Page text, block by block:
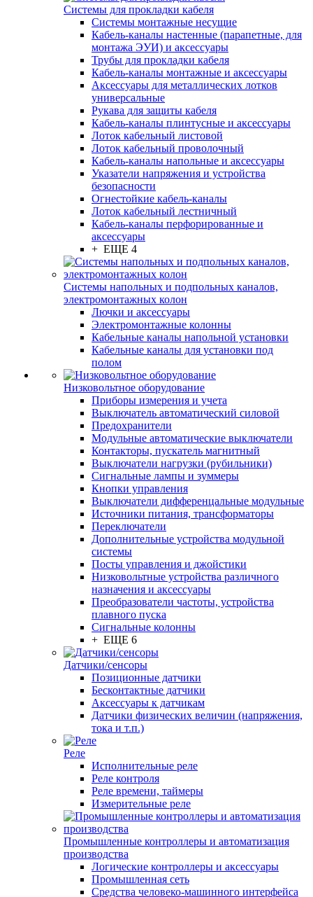
Системы для прокладки кабеля
Системы монтажные несущие
Кабель-каналы настенные (парапетные, для
монтажа ЭУИ) и аксессуары
Трубы для прокладки кабеля
Кабель-каналы монтажные и аксессуары
Аксессуары для металлических лотков
универсальные
Рукава для защиты кабеля
Кабель-каналы плинтусные и аксессуары
Лоток кабельный листовой
Лоток кабельный проволочный
Кабель-каналы напольные и аксессуары
Указатели напряжения и устройства
безопасности
Огнестойкие кабель-каналы
Лоток кабельный лестничный
Кабель-каналы перфорированные и
аксессуары
+ ЕЩЕ 4
Системы напольных и подпольных каналов,
электромонтажных колон
Лючки и аксессуары
Электромонтажные колонны
Кабельные каналы напольной установки
Кабельные каналы для установки под
полом
Низковольтное оборудование
Приборы измерения и учета
Выключатель автоматический силовой
Предохранители
Модульные автоматические выключатели
Контакторы, пускатель магнитный
Выключатели нагрузки (рубильники)
Сигнальные лампы и зуммеры
Кнопки управления
Выключатели дифференцальные модульные
Источники питания, трансформаторы
Переключатели
Дополнительные устройства модульной
системы
Посты управления и джойстики
Низковольтные устройства различного
назначения и аксессуары
Преобразователи частоты, устройства
плавного пуска
Сигнальные колонны
+ ЕЩЕ 6
Датчики/сенсоры
Позиционные датчики
Бесконтактные датчики
Аксессуары к датчикам
Датчики физических величин (напряжения,
тока и т.п.)
Реле
Исполнительные реле
Реле контроля
Реле времени, таймеры
Измерительные реле
Промышленные контроллеры и автоматизация
производства
Логические контроллеры и аксессуары
Промышленная сеть
Средства человеко-машинного интерфейса